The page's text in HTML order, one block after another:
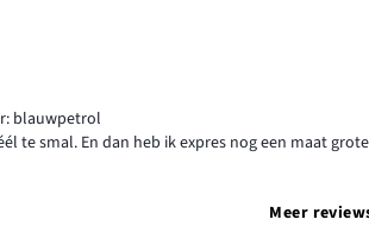
blauwpetrol
te smal. En dan heb ik expres nog een maat
Meer